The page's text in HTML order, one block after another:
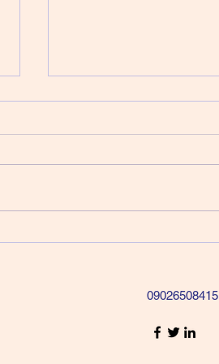
川奈リクエストツアー
09026508415